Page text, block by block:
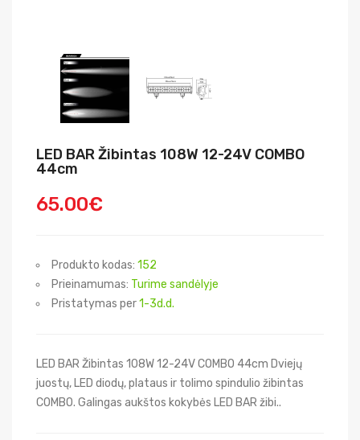
LED BAR Žibintas 108W 12-24V COMBO
44cm
65.00€
Produkto kodas: 152
Prieinamumas: Turime sandėlyje
Pristatymas per1-3d.d.
LED BAR Žibintas 108W 12-24V COMBO 44cm Dviejų
juostų, LED diodų, plataus ir tolimo spindulio žibintas
COMBO. Galingas aukštos kokybės LED BAR žibi..